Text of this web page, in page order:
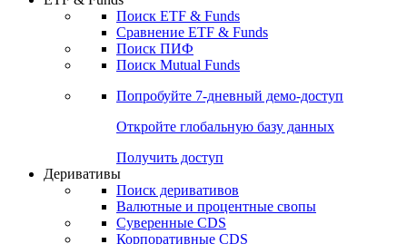
Откройте глобальную базу данных
Получить доступ
ETF & Funds
Сравнение ETF & Funds
Поиск Mutual Funds
Попробуйте7-дневный
Откройте глобальную базу данных
Получить доступ
Деривативы